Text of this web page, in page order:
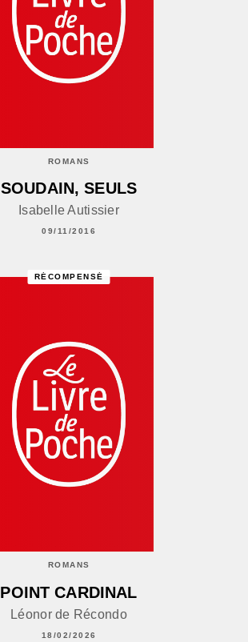
ROMANS
SOUDAIN, SEULS
Isabelle Autissier
09/11/2016
RÉCOMPENSÉ
ROMANS
POINT CARDINAL
Léonor de Récondo
18/02/2026